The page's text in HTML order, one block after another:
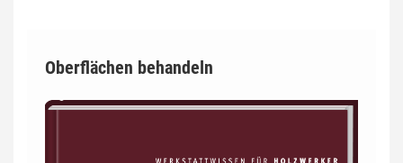
Oberflächen behandeln